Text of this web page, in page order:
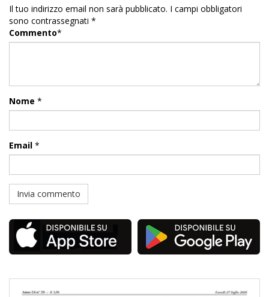
Il tuo indirizzo email non sarà pubblicato. I campi obbligatori
sono contrassegnati *
Commento*
Nome *
Email *